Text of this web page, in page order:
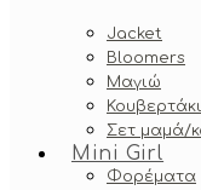
Jacket
Bloomers
Μαγιώ
Σετ μαμά/
Mini Girl
Φορέματα